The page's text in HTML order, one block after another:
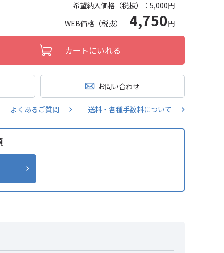
希望納入価格（税抜）： 5,000円
WEB価格（税抜） 4,750円
カートにいれる
お問い合わせ
よくあるご質問 送料・各種手数料について